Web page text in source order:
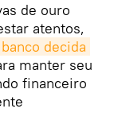
de ouro
atentos,
decida
manter seu
financeiro